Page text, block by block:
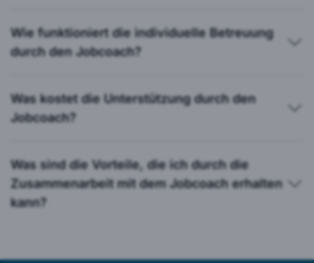
Wie funktioniert die individuelle Betreuung
durch den Jobcoach?
Was kostet die Unterstützung durch den
Jobcoach?
Was sind die Vorteile, die ich durch die
Zusammenarbeit mit dem Jobcoach erhalten
kann?